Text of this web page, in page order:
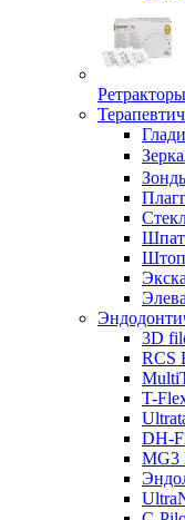
3D
RCS
T-
DH-
MG3